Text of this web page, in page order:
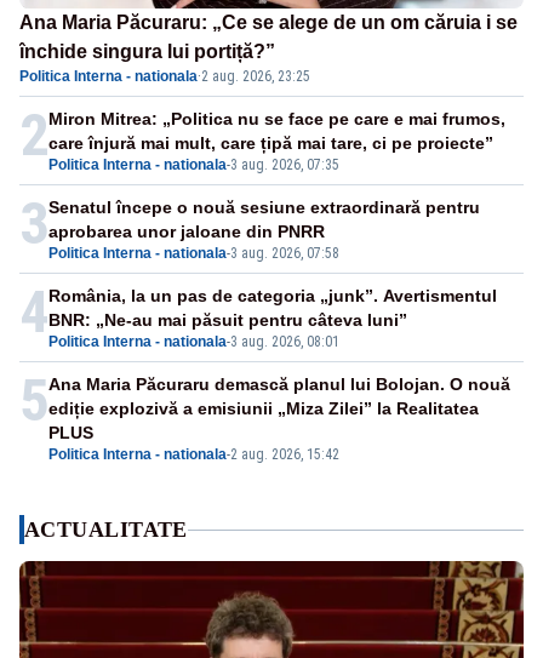
Ana Maria Păcuraru: „Ce se alege de un om căruia i se
închide singura lui portiță?”
Politica Interna - nationala·2 aug. 2026, 23:25
2 Politica Interna - nationala-3 aug. 2026, 07:35
Miron Mitrea: „Politica nu se face pe care e mai frumos,
care înjură mai mult, care țipă mai tare, ci pe proiecte”
3 Politica Interna - nationala-3 aug. 2026, 07:58
Senatul începe o nouă sesiune extraordinară pentru
aprobarea unor jaloane din PNRR
4 Politica Interna - nationala-3 aug. 2026, 08:01
România, la un pas de categoria „junk”. Avertismentul
BNR: „Ne-au mai păsuit pentru câteva luni”
5
Politica Interna - nationala-2 aug. 2026, 15:42
Ana Maria Păcuraru demască planul lui Bolojan. O nouă
ediție explozivă a emisiunii „Miza Zilei” la Realitatea
PLUS
ACTUALITATE